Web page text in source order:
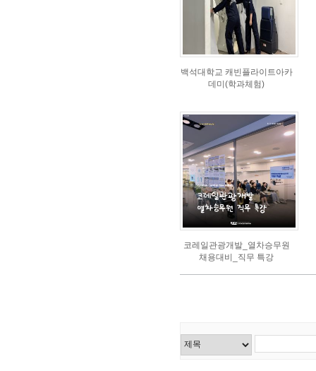
백석대학교 캐빈플라이트아카
데미(학과체험)
코레일관광개발_열차승무원
채용대비_직무 특강